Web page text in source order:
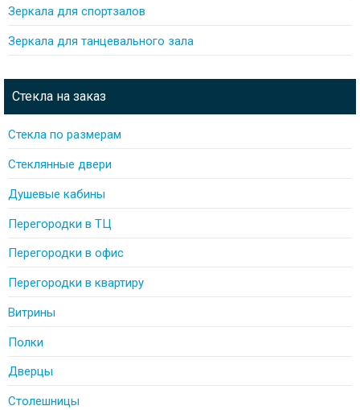
Зеркала для спортзалов
Зеркала для танцевального зала
Стекла на заказ
Стекла по размерам
Стеклянные двери
Душевые кабины
Перегородки в ТЦ
Перегородки в офис
Перегородки в квартиру
Витрины
Полки
Дверцы
Столешницы